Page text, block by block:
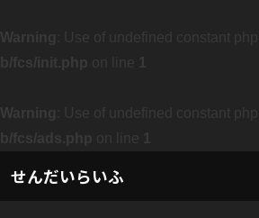
Warning : Use of undefined constant
b/fcs/init.php on line
Warning : Use of undefined constant
b/fcs/ads.php on line
せんだいらいふ